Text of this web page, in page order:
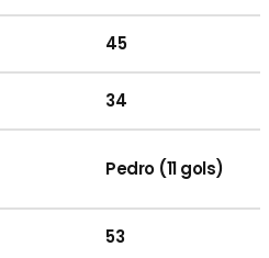
45
34
Pedro (11 gols)
53